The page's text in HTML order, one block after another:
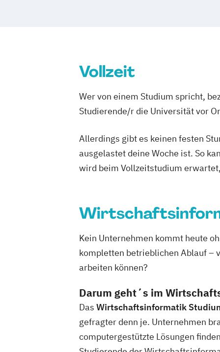
Vollzeit
Wer von einem Studium spricht,
Studierende/r die Universität vor
Allerdings gibt es keinen festen
ausgelastet deine Woche ist. So
wird beim Vollzeitstudium
Kein Unternehmen kommt heute
kompletten betrieblichen Ablauf –
arbeiten können?
Darum geht´s im
Das Wirtschaftsinformatik
gefragter denn je. Unternehmen
computergestützte Lösungen